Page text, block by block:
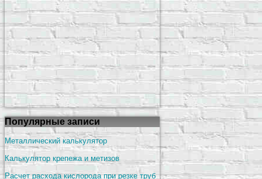
Популярные записи
Металлический калькулятор
Калькулятор крепежа и метизов
Расчет расхода кислорода при резке труб